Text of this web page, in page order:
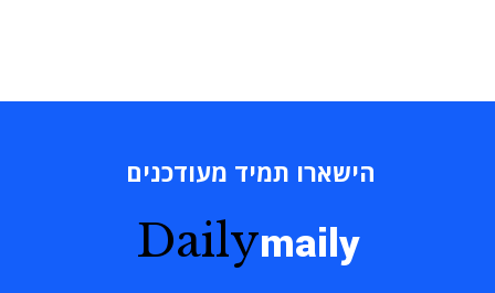
הישארו תמיד מעודכנים
Dailymaily